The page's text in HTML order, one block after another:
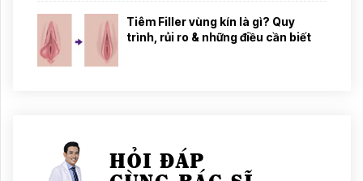
Tiêm Filler vùng kín là gì? Quy
trình, rủi ro & những điều cần biết